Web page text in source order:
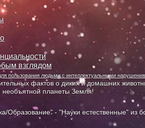
взглядом
пользования людьми с интеллектуальными
фактов о диких и домашних
необъятной планеты Земля!
Образование" - "Науки естественные" из